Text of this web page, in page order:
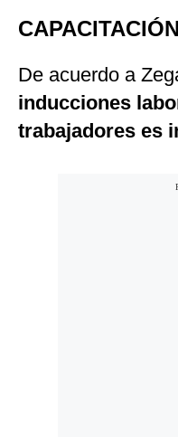
CAPACITACIÓN
De acuerdo a
inducciones
trabajadores es